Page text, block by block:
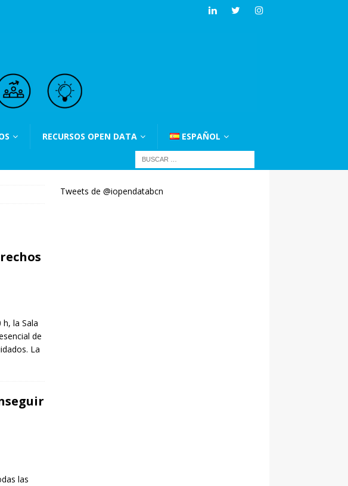
RECURSOS OPEN DATA ESPAÑOL
la Sala
de
La
las
Tweets de @iopendatabcn